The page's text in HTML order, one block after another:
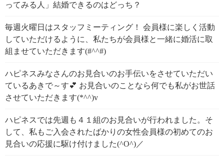
ってみる人」結婚できるのはどっち？
毎週火曜日はスタッフミーティング！ 会員様に楽しく活動
していただけるように、私たちが会員様と一緒に婚活に取
組ませていただきます(#^^#)
ハピネスみなさんのお見合いのお手伝いをさせていただい
ているあきで～す💕 お見合いのことなら何でも私がお世話
させていただきます(*^^)v
ハピネスでは先週も４１組のお見合いが行われました。そ
して、私もご入会されたばかりの女性会員様の初めてのお
見合いの応援に駆け付けました(^O^)／